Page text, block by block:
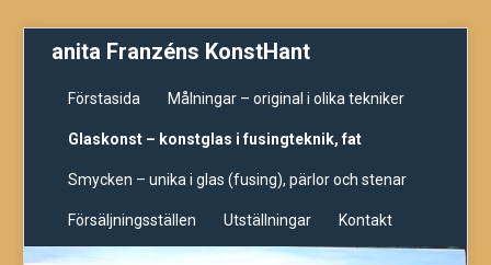
anita Franzéns KonstHant
Förstasida Målningar – original i olika tekniker
Glaskonst – konstglas i fusingteknik, fat
Smycken – unika i glas (fusing), pärlor och stenar
Försäljningsställen Utställningar Kontakt